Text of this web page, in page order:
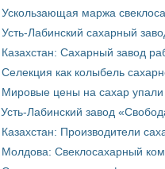
Ускользающая маржа
Усть-Лабинский сахарный
Казахстан: Сахарный завод
Селекция как колыбель
Мировые цены на сахар упали
Усть-Лабинский завод
Казахстан: Производители
Молдова: Свеклосахарный